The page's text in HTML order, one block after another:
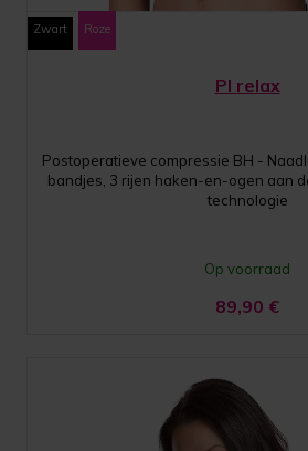
Zwart Roze
PI relax
Postoperatieve compressie BH -
bandjes, 3 rijen haken-en-ogen aan
technologie
Op voorraad
89,90 €